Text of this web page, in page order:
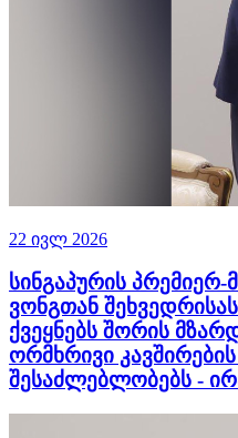
22 ივლ 2026
სინგაპურის
ვონგთან
ქვეყნებს შორის
ორმხრივი
შესაძლებლობებს -